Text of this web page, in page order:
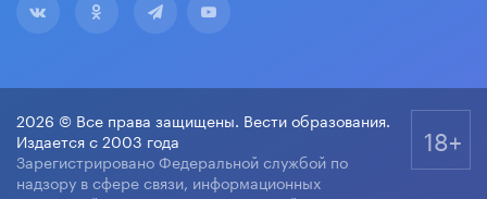
2026 © Все права защищены. Вести образования.
Издается с 2003 года
Зарегистрировано Федеральной службой по
надзору в сфере связи, информационных
18+